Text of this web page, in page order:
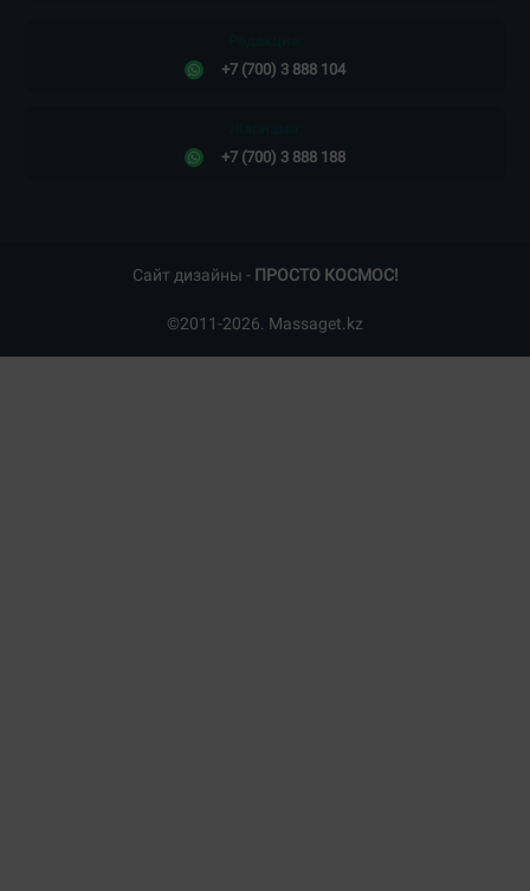
+7 (700) 3 888 104
+7 (700) 3 888 188
©2011-2026. Massaget.kz
Сайт дизайны - ПРОСТО КОСМОС!